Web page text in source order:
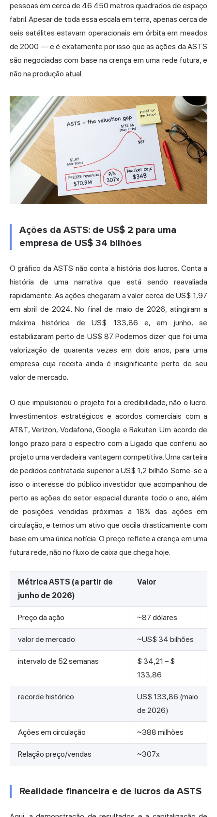
pessoas em cerca de 46.450 metros quadrados de espaço
fabril. Apesar de toda essa escala em terra, apenas cerca de
seis satélites estavam operacionais em órbita em meados
de 2000 — e é exatamente por isso que as ações da ASTS
são negociadas com base na crença em uma rede futura, e
não na produção atual.
Ações da ASTS: de US$ 2 para uma
empresa de US$ 34 bilhões
O gráfico da ASTS não conta a história dos lucros. Conta a
história de uma narrativa que está sendo reavaliada
rapidamente. As ações chegaram a valer cerca de US$ 1,97
em abril de 2024. No final de maio de 2026, atingiram a
máxima histórica de US$ 133,86 e, em junho, se
estabilizaram perto de US$ 87. Podemos dizer que foi uma
valorização de quarenta vezes em dois anos, para uma
empresa cuja receita ainda é insignificante perto de seu
valor de mercado.
O que impulsionou o projeto foi a credibilidade, não o lucro.
Investimentos estratégicos e acordos comerciais com a
AT&T, Verizon, Vodafone, Google e Rakuten. Um acordo de
longo prazo para o espectro com a Ligado que conferiu ao
projeto uma verdadeira vantagem competitiva. Uma carteira
de pedidos contratada superior a US$ 1,2 bilhão. Some-se a
isso o interesse do público investidor que acompanhou de
perto as ações do setor espacial durante todo o ano, além
de posições vendidas próximas a 18% das ações em
circulação, e temos um ativo que oscila drasticamente com
base em uma única notícia. O preço reflete a crença em uma
futura rede, não no fluxo de caixa que chega hoje.
Métrica ASTS (a partir de
junho de 2026)
Valor
Preço da ação ~87 dólares
valor de mercado ~US$ 34 bilhões
intervalo de 52 semanas
$ 34,21 – $
133,86
recorde histórico
US$ 133,86 (maio
de 2026)
Ações em circulação ~388 milhões
Relação preço/vendas ~307x
Realidade financeira e de lucros da ASTS